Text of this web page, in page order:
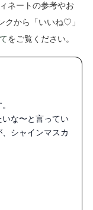
ネートの参考やお
クから「いいね♡」
をご覧ください。
な〜と言ってい
シャインマスカ